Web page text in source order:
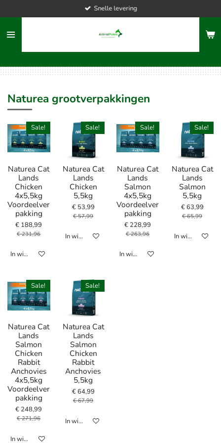
naar
hoofdinhoud
Snelle levering
Naturea grootverpakkingen
Sale!
Naturea Cat
Lands
Chicken
4x5,5kg
Voordeelver
pakking
€ 188,99
€ 231,96
In winkelwagen
Sale!
Naturea Cat
Lands
Chicken
5,5kg
€ 53,99
€ 57,99
In winkelwagen
Sale!
Naturea Cat
Lands
Salmon
4x5,5kg
Voordeelver
pakking
€ 228,99
€ 263,96
In winkelwagen
Sale!
Naturea Cat
Lands
Salmon
5,5kg
€ 63,99
€ 65,99
In winkelwagen
Sale!
Naturea Cat
Lands
Salmon
Chicken
Rabbit
Anchovies
4x5,5kg
Voordeelver
pakking
€ 248,99
€ 271,96
In winkelwagen
Sale!
Naturea Cat
Lands
Salmon
Chicken
Rabbit
Anchovies
5,5kg
€ 64,99
€ 67,99
In winkelwagen